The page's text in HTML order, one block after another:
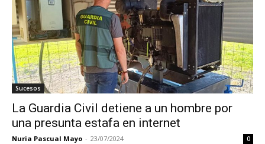
Sucesos
La Guardia Civil detiene a un hombre por
una presunta estafa en internet
Nuria Pascual Mayo - 23/07/2024 0